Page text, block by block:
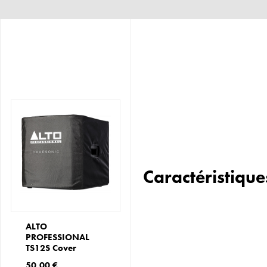
ALTO
PROFESSIONAL
TS12S Cover